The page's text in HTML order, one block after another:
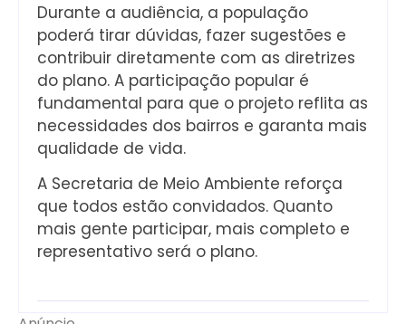
Durante a audiência, a população
poderá tirar dúvidas, fazer sugestões e
contribuir diretamente com as diretrizes
do plano. A participação popular é
fundamental para que o projeto reflita as
necessidades dos bairros e garanta mais
qualidade de vida.
A Secretaria de Meio Ambiente reforça
que todos estão convidados. Quanto
mais gente participar, mais completo e
representativo será o plano.